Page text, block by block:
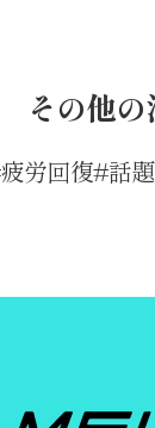
その他
疲労回復 話